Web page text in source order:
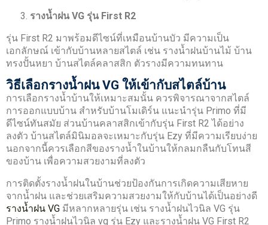
รางน้ำฝน VG รุ่น First R2
รุ่น First R2 มาพร้อมดีไซน์ที่เหมือนบ้านบัว มีความเป็น
เอกลักษณ์ เข้ากับบ้านหลายสไตล์ เช่น รางน้ำฝนบ้านไม้ บ้าน
ทรงปั้นหยา บ้านสไตล์คลาสสิก ตัวรางมีความทนทาน
วิธีเลือกรางน้ำฝน VG ให้เข้ากับสไตล์บ้าน
การเลือกรางน้ำบ้านให้เหมาะสมนั้น ควรพิจารณาจากสไตล์
การออกแบบบ้าน สำหรับบ้านโมเดิร์น แนะนำรุ่น Primo ที่มี
ดีไซน์ทันสมัย ส่วนบ้านคลาสสิกเข้ากับรุ่น First R2 ได้อย่าง
ลงตัว บ้านสไตล์มินิมอลจะเหมาะกับรุ่น Ezy ที่มีความเรียบง่าย
นอกจากนี้ควรเลือกสีของรางน้ำในบ้านให้กลมกลืนกับโทนสี
ของบ้าน เพื่อความสวยงามที่ลงตัว
การติดตั้งรางน้ำฝนในบ้านช่วยป้องกันการเกิดความเสียหาย
จากน้ำฝน และช่วยเสริมความสวยงามให้กับบ้านได้เป็นอย่างดี
รางน้ำฝน VG มีหลากหลายรุ่น เช่น รางน้ำฝนไวนิล VG รุ่น
Primo รางน้ำฝนไวนิล vg รุ่น Ezy และรางน้ำฝน VG First R2